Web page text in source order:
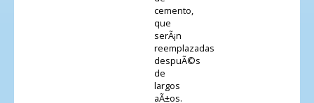
cemento,
que
serÃ¡n
reemplazadas
despuÃ©s
de
largos
aÃ±os.